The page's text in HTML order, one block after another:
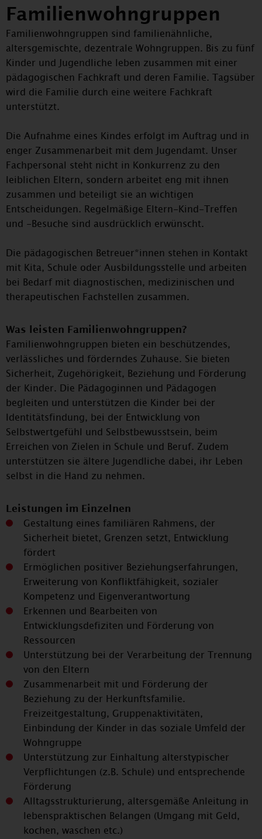
Powered byUsercentrics Consent Management
Familienwohngruppen
Familienwohngruppen sind familienähnliche,
altersgemischte, dezentrale Wohngruppen. Bis zu fünf
Kinder und Jugendliche leben zusammen mit einer
pädagogischen Fachkraft und deren Familie. Tagsüber
wird die Familie durch eine weitere Fachkraft
unterstützt.
Die Aufnahme eines Kindes erfolgt im Auftrag und in
enger Zusammenarbeit mit dem Jugendamt. Unser
Fachpersonal steht nicht in Konkurrenz zu den
leiblichen Eltern, sondern arbeitet eng mit ihnen
zusammen und beteiligt sie an wichtigen
Entscheidungen. Regelmäßige Eltern-Kind-Treffen
und -Besuche sind ausdrücklich erwünscht.
Die pädagogischen Betreuer*innen stehen in Kontakt
mit Kita, Schule oder Ausbildungsstelle und arbeiten
bei Bedarf mit diagnostischen, medizinischen und
therapeutischen Fachstellen zusammen.
Was leisten Familienwohngruppen?
Familienwohngruppen bieten ein beschützendes,
verlässliches und förderndes Zuhause. Sie bieten
Sicherheit, Zugehörigkeit, Beziehung und Förderung
der Kinder. Die Pädagoginnen und Pädagogen
begleiten und unterstützen die Kinder bei der
Identitätsfindung, bei der Entwicklung von
Selbstwertgefühl und Selbstbewusstsein, beim
Erreichen von Zielen in Schule und Beruf. Zudem
unterstützen sie ältere Jugendliche dabei, ihr Leben
selbst in die Hand zu nehmen.
Leistungen im Einzelnen
Gestaltung eines familiären Rahmens, der
Sicherheit bietet, Grenzen setzt, Entwicklung
fördert
Ermöglichen positiver Beziehungserfahrungen,
Erweiterung von Konfliktfähigkeit, sozialer
Kompetenz und Eigenverantwortung
Erkennen und Bearbeiten von
Entwicklungsdefiziten und Förderung von
Ressourcen
Unterstützung bei der Verarbeitung der Trennung
von den Eltern
Zusammenarbeit mit und Förderung der
Beziehung zu der Herkunftsfamilie.
Freizeitgestaltung, Gruppenaktivitäten,
Einbindung der Kinder in das soziale Umfeld der
Wohngruppe
Unterstützung zur Einhaltung alterstypischer
Verpflichtungen (z.B. Schule) und entsprechende
Förderung
Alltagsstrukturierung, altersgemäße Anleitung in
lebenspraktischen Belangen (Umgang mit Geld,
kochen, waschen etc.)